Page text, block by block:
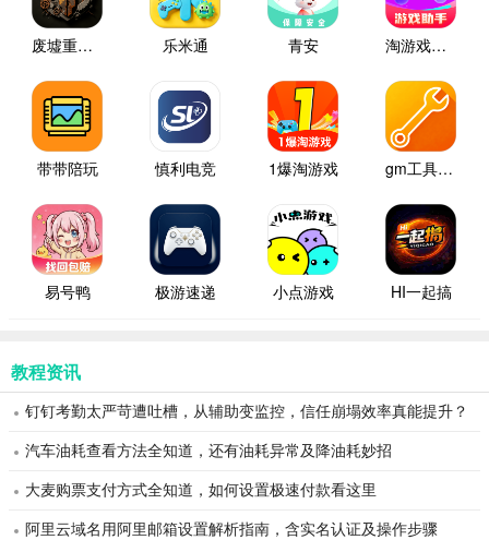
废墟重建者 乐米通 青安 淘游戏助手
带带陪玩 慎利电竞 1爆淘游戏 gm工具箱助手
易号鸭 极游速递 小点游戏 HI一起搞
教程资讯
钉钉考勤太严苛遭吐槽，从辅助变监控，信任崩塌效率真能提升？
汽车油耗查看方法全知道，还有油耗异常及降油耗妙招
大麦购票支付方式全知道，如何设置极速付款看这里
阿里云域名用阿里邮箱设置解析指南，含实名认证及操作步骤